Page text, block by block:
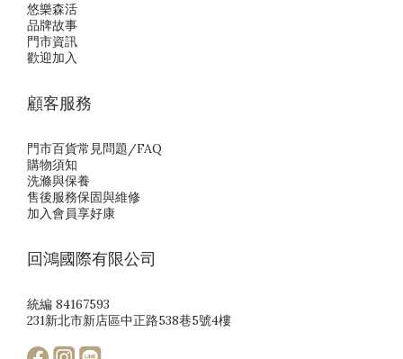
悠樂森活
品牌故事
門市資訊
歡迎加入
顧客服務
門市百貨常見問題/FAQ
購物須知
洗滌與保養
售後服務保固與維修
加入會員享好康
回鴻國際有限公司
統編 84167593
231新北市新店區中正路538巷5號4樓